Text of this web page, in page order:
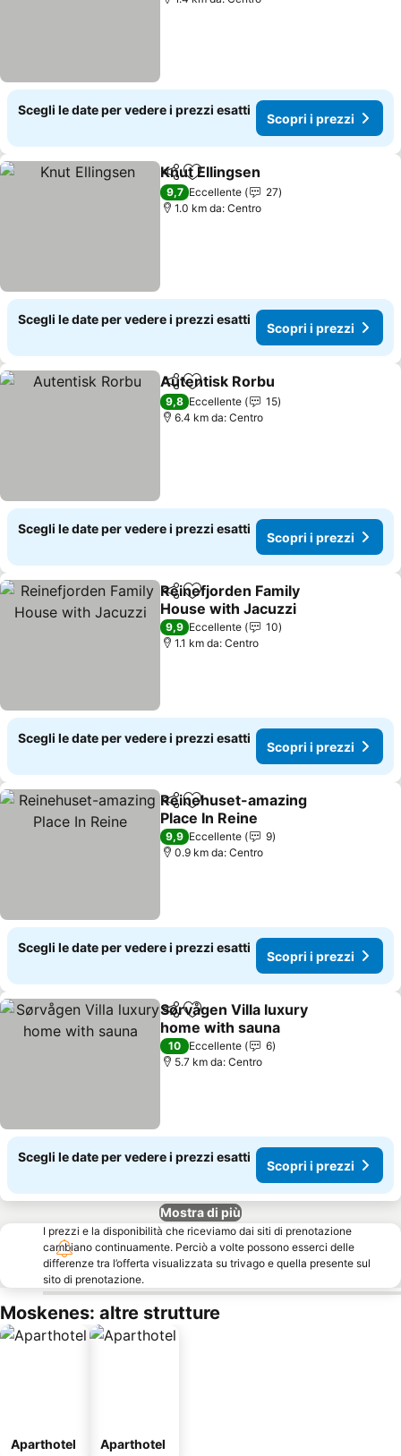
Scegli le date per vedere i prezzi esatti
Scopri i prezzi
CondividiAggiungi ai preferiti
Knut Ellingsen
9,7 Eccellente
27
1.0 km da: Centro
Scegli le date per vedere i prezzi esatti
Scopri i prezzi
CondividiAggiungi ai preferiti
Autentisk Rorbu
9,8 Eccellente
15
6.4 km da: Centro
Scegli le date per vedere i prezzi esatti
Scopri i prezzi
CondividiAggiungi ai preferiti
Reinefjorden Family
House with Jacuzzi
9,9 Eccellente
10
1.1 km da: Centro
Scegli le date per vedere i prezzi esatti
Scopri i prezzi
CondividiAggiungi ai preferiti
Reinehuset-amazing
Place In Reine
9,9 Eccellente
9
0.9 km da: Centro
Scegli le date per vedere i prezzi esatti
Scopri i prezzi
CondividiAggiungi ai preferiti
Sørvågen Villa luxury
home with sauna
10 Eccellente
6
5.7 km da: Centro
Scegli le date per vedere i prezzi esatti
Scopri i prezzi
Mostra di più
I prezzi e la disponibilità che riceviamo dai siti di prenotazione
cambiano continuamente. Perciò a volte possono esserci delle
differenze tra l’offerta visualizzata su trivago e quella presente sul
sito di prenotazione.
Moskenes: altre strutture
Aparthotel Aparthotel